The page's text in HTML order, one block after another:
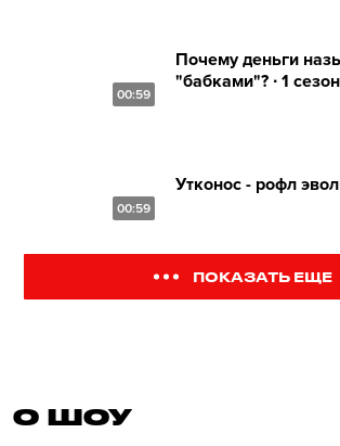
00:59
Почему деньги
"бабками"? ∙ 1 сезон
00:59
Утконос - рофл
ПОКАЗАТЬ ЕЩЕ
О ШОУ